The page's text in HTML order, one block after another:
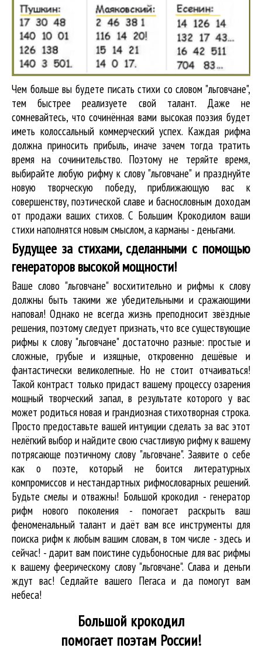
Чем больше вы будете писать стихи со словом "льговчане",
тем быстрее реализуете свой талант. Даже не
сомневайтесь, что сочинённая вами высокая поэзия будет
иметь колоссальный коммерческий успех. Каждая рифма
должна приносить прибыль, иначе зачем тогда тратить
время на сочинительство. Поэтому не теряйте время,
выбирайте любую рифму к слову "льговчане" и празднуйте
новую творческую победу, приближающую вас к
совершенству, поэтической славе и баснословным доходам
от продажи ваших стихов. С Большим Крокодилом ваши
стихи наполнятся новым смыслом, а карманы - деньгами.
Будущее за стихами, сделанными с помощью
генераторов высокой мощности!
Ваше слово "льговчане" восхитительно и рифмы к слову
должны быть такими же убедительными и сражающими
наповал! Однако не всегда жизнь преподносит звёздные
решения, поэтому следует признать, что все существующие
рифмы к слову "льговчане" достаточно разные: простые и
сложные, грубые и изящные, откровенно дешёвые и
фантастически великолепные. Но не стоит отчаиваться!
Такой контраст только придаст вашему процессу озарения
мощный творческий запал, в результате которого у вас
может родиться новая и грандиозная стихотворная строка.
Просто предоставьте вашей интуиции сделать за вас этот
нелёгкий выбор и найдите свою счастливую рифму к вашему
потрясающе поэтичному слову "льговчане". Заявите о себе
как о поэте, который не боится литературных
компромиссов и нестандартных рифмословарных решений.
Будьте смелы и отважны! Большой крокодил - генератор
рифм нового поколения - помогает раскрыть ваш
феноменальный талант и даёт вам все инструменты для
поиска рифмк любым вашим словам, в том числе - здесь и
сейчас! - дарит вам поистине судьбоносные для вас рифмы
к вашему феерическому слову "льговчане". Слава и деньги
ждут вас! Седлайте вашего Пегаса и да помогут вам
небеса!
Большой крокодил
помогает поэтам России!